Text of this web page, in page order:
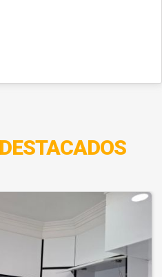
DESTACADOS